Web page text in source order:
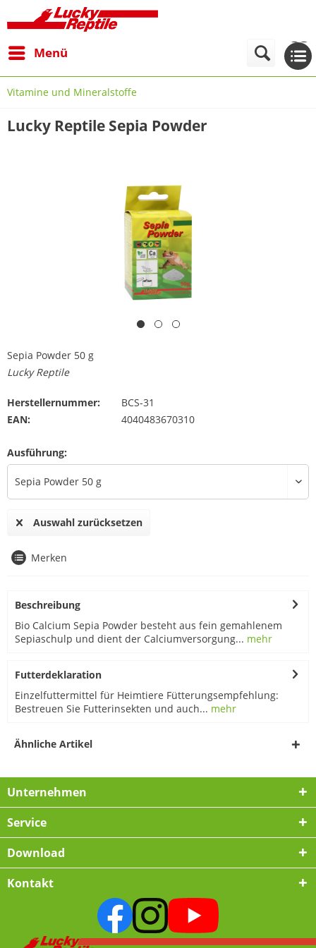
Menü
Vitamine und Mineralstoffe
Lucky Reptile Sepia Powder
Sepia Powder 50 g
Lucky Reptile
Herstellernummer:
BCS-31
EAN:
4040483670310
Ausführung:
Auswahl zurücksetzen
Merken
Beschreibung
Bio Calcium Sepia Powder besteht aus fein gemahlenem
Sepiaschulp und dient der Calciumversorgung... mehr
Futterdeklaration
Einzelfuttermittel für Heimtiere Fütterungsempfehlung:
Bestreuen Sie Futterinsekten und auch... mehr
Ähnliche Artikel
Unternehmen
Service
Download
Kontakt